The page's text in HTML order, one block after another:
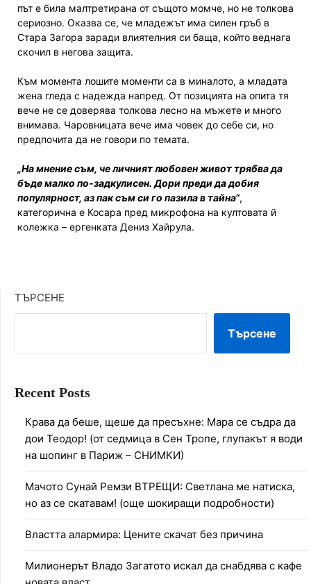
път е била малтретирана от същото момче, но не толкова
сериозно. Оказва се, че младежът има силен гръб в
Стара Загора заради влиятелния си баща, който веднага
скочил в негова защита.
Към момента лошите моменти са в миналото, а младата
жена гледа с надежда напред. От позицията на опита тя
вече не се доверява толкова лесно на мъжете и много
внимава. Чаровницата вече има човек до себе си, но
предпочита да не говори по темата.
„На мнение съм, че личният любовен живот трябва да
бъде малко по-задкулисен. Дори преди да добия
популярност, аз пак съм си го пазила в тайна“,
категорична е Косара пред микрофона на култовата й
колежка – ергенката Дениз Хайрула.
ТЪРСЕНЕ
Търсене
Recent Posts
Крава да беше, щеше да пресъхне: Мара се съдра да
дои Теодор! (от седмица в Сен Тропе, глупакът я води
на шопинг в Париж – СНИМКИ)
Мачото Сунай Ремзи ВТРЕЩИ: Светлана ме натиска,
но аз се скатавам! (още шокиращи подробности)
Властта алармира: Цените скачат без причина
Милионерът Владо Загатото искал да снабдява с кафе